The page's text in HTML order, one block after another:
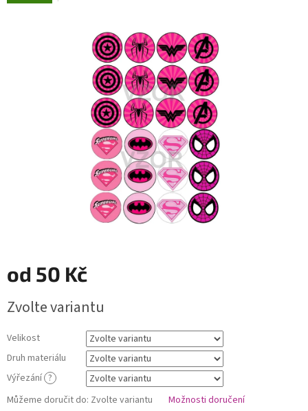
hvězdiček.
od 50 Kč
cena:
Zvolte variantu
Velikost
Druh materiálu
Výřezání ?
Můžeme doručit do: Zvolte variantu Možnosti doručení